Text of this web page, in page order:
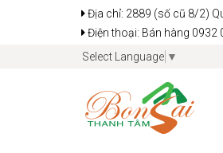
Địa chỉ: 2889 (số cũ 8/2)
Điện thoại: Bán hàng 0932
Select Language ▼